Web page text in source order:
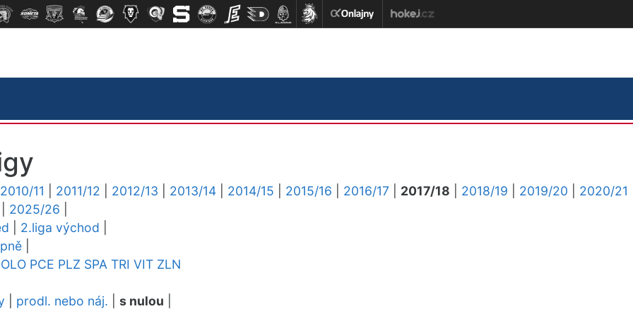
2010/11 2011/12 2012/13 2013/14 2014/15 2015/16 2016/17 2017/18 2018/19 2019/20
2020/21
2025/26
2.liga východ
OLO PCE PLZ SPA TRI VIT ZLN
prodl. nebo náj. s nulou